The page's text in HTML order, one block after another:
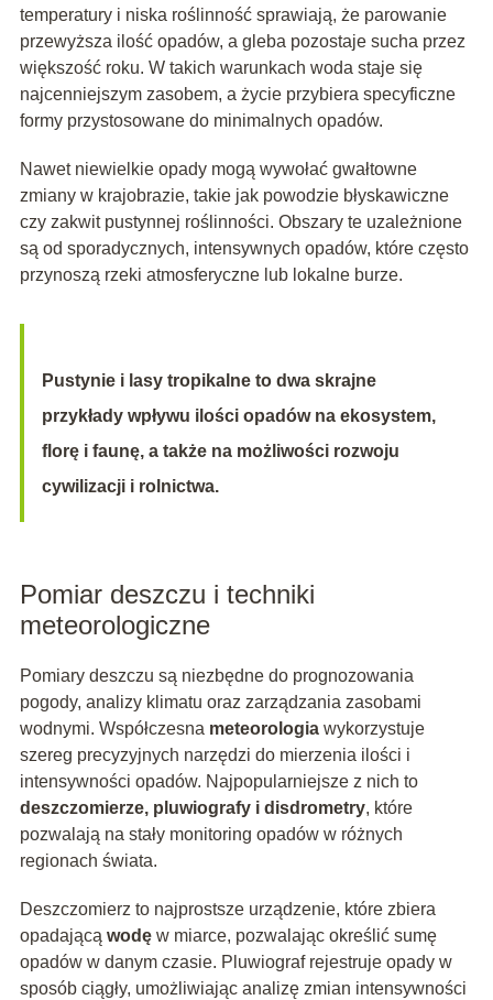
temperatury i niska roślinność sprawiają, że parowanie
przewyższa ilość opadów, a gleba pozostaje sucha przez
większość roku. W takich warunkach woda staje się
najcenniejszym zasobem, a życie przybiera specyficzne
formy przystosowane do minimalnych opadów.
Nawet niewielkie opady mogą wywołać gwałtowne
zmiany w krajobrazie, takie jak powodzie błyskawiczne
czy zakwit pustynnej roślinności. Obszary te uzależnione
są od sporadycznych, intensywnych opadów, które często
przynoszą rzeki atmosferyczne lub lokalne burze.
Pustynie i lasy tropikalne to dwa skrajne
przykłady wpływu ilości opadów na ekosystem,
florę i faunę, a także na możliwości rozwoju
cywilizacji i rolnictwa.
Pomiar deszczu i techniki
meteorologiczne
Pomiary deszczu są niezbędne do prognozowania
pogody, analizy klimatu oraz zarządzania zasobami
wodnymi. Współczesna meteorologiawykorzystuje
szereg precyzyjnych narzędzi do mierzenia ilości i
intensywności opadów. Najpopularniejsze z nich to
deszczomierze, pluwiografy i disdrometry, które
pozwalają na stały monitoring opadów w różnych
regionach świata.
Deszczomierz to najprostsze urządzenie, które zbiera
opadającą wodęw miarce, pozwalając określić sumę
opadów w danym czasie. Pluwiograf rejestruje opady w
sposób ciągły, umożliwiając analizę zmian intensywności